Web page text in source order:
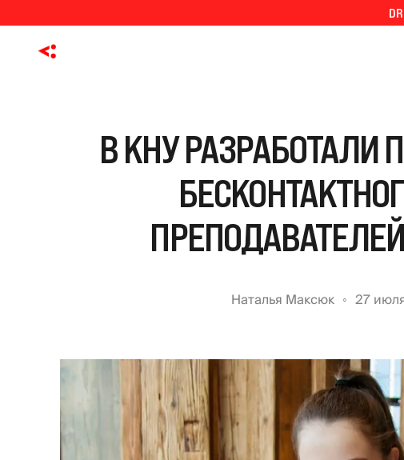
В КНУ
Наталья Максюк 27